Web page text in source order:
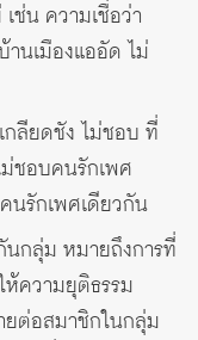
ช่น ความเชื่อว่า
นเมืองแออัด ไม่
กลียดชัง ไม่ชอบ ที่
ชอบคนรักเพศ
นรักเพศเดียวกัน
นกลุ่ม หมายถึงการที่
ห้ความยุติธรรม
ยต่อสมาชิกในกลุ่ม